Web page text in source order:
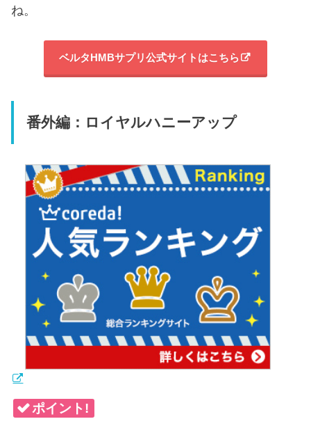
ね。
ベルタHMBサプリ公式サイトはこちら
番外編：ロイヤルハニーアップ
ポイント!